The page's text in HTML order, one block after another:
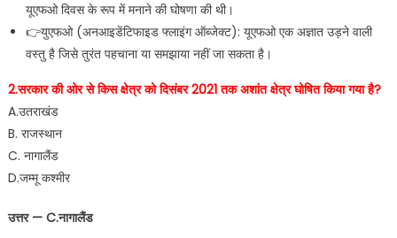
यूएफओ दिवस के रूप में मनाने की घोषणा की थी।
👉युएफओ (अनआइडेंटिफाइड फ्लाइंग ऑब्जेक्ट): यूएफओ एक अज्ञात उड़ने वाली
वस्तु है जिसे तुरंत पहचाना या समझाया नहीं जा सकता है।
2.सरकार की ओर से किस क्षेत्र को दिसंबर 2021 तक अशांत क्षेत्र घोषित किया गया है?
A.उतराखंड
B. राजस्थान
C. नागालैंड
D.जम्मू कश्मीर
उत्तर — C.नागालैंड